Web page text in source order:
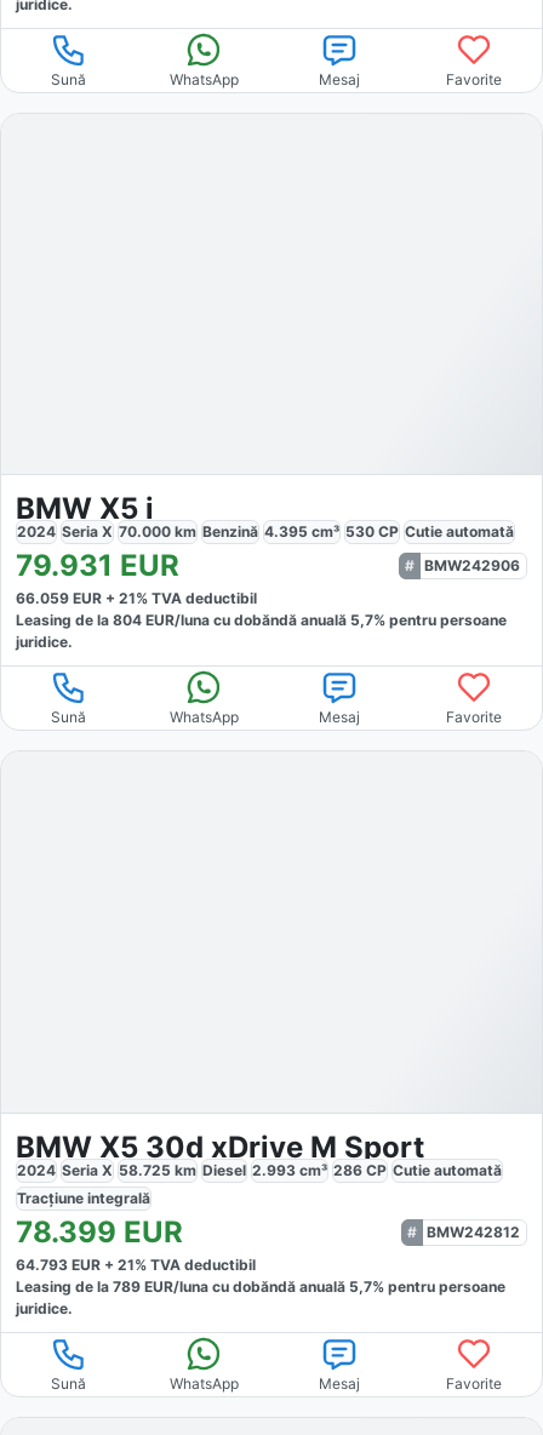
juridice.
Sună WhatsApp Mesaj Favorite
BMW X5 i
2024 Seria X 70.000 km Benzină 4.395 cm³ 530 CP Cutie automată
79.931 EUR
BMW242906
66.059 EUR + 21% TVA deductibil
Leasing de la 804 EUR/luna cu dobăndă anuală 5,7% pentru persoane
juridice.
Sună WhatsApp Mesaj Favorite
BMW X5 30d xDrive M Sport
2024 Seria X 58.725 km Diesel 2.993 cm³ 286 CP Cutie automată
Tracțiune integrală
78.399 EUR
BMW242812
64.793 EUR + 21% TVA deductibil
Leasing de la 789 EUR/luna cu dobăndă anuală 5,7% pentru persoane
juridice.
Sună WhatsApp Mesaj Favorite